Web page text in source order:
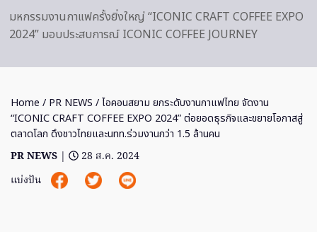
มหกรรมงานกาแฟครั้งยิ่งใหญ่ “ICONIC CRAFT COFFEE EXPO
2024” มอบประสบการณ์ ICONIC COFFEE JOURNEY
Home / PR NEWS / ไอคอนสยาม ยกระดับงานกาแฟไทย จัดงาน
“ICONIC CRAFT COFFEE EXPO 2024” ต่อยอดธุรกิจและขยายโอกาสสู่
ตลาดโลก ดึงชาวไทยและนทท.ร่วมงานกว่า 1.5 ล้านคน
PR NEWS |
28 ส.ค. 2024
แบ่งปัน